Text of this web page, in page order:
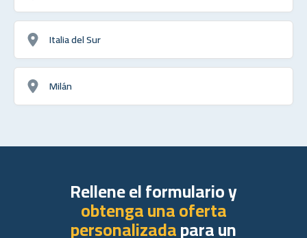
Italia del Sur
Milán
Rellene el formulario y
obtenga una oferta
personalizadapara un